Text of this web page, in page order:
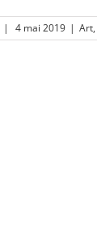
| 4 mai 2019 | Art,